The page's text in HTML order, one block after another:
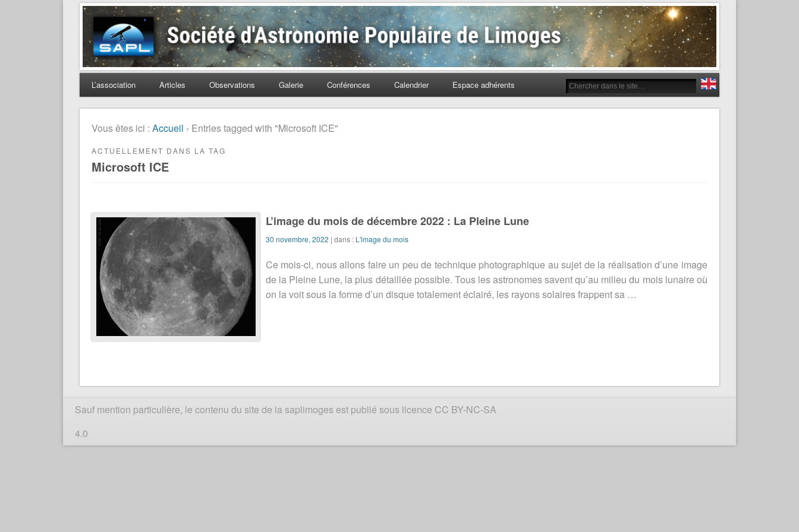
Société d'Astronomie Populaire de Limoges
L’association Articles Observations Galerie Conférences Calendrier Espace adhérents
Vous êtes ici : Accueil › Entries tagged with "Microsoft ICE"
ACTUELLEMENT DANS LA TAG
Microsoft ICE
L’image du mois de décembre 2022 : La Pleine Lune
30 novembre, 2022 | dans : L'image du mois
Ce mois-ci, nous allons faire un peu de technique photographique au sujet de la réalisation d’une image
de la Pleine Lune, la plus détaillée possible. Tous les astronomes savent qu’au milieu du mois lunaire où
on la voit sous la forme d’un disque totalement éclairé, les rayons solaires frappent sa …
Sauf mention particulière, le contenu du site de la saplimoges est publié sous licence CC BY-NC-SA
4.0